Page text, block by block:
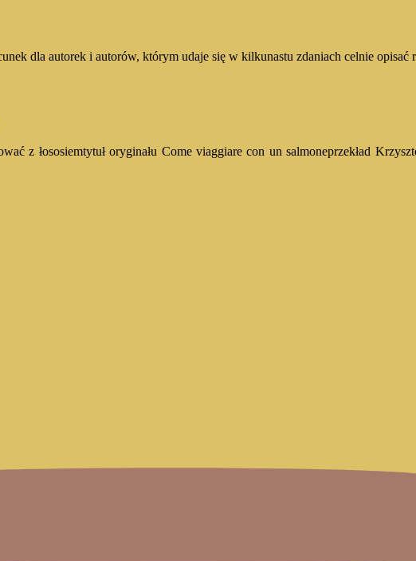
dla autorek i autorów, którym udaje się w kilkunastu zdaniach celnie
z łososiemtytuł oryginału Come viaggiare con un salmoneprzekład